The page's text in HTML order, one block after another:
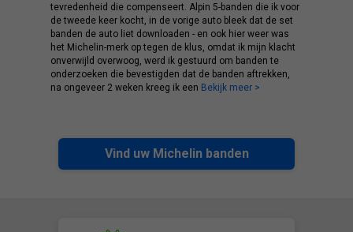
tevredenheid die compenseert. Alpin 5-banden die ik voor
de tweede keer kocht, in de vorige auto bleek dat de set
banden de auto liet downloaden - en ook hier weer was
het Michelin-merk op tegen de klus, omdat ik mijn klacht
onverwijld overwoog, werd ik gestuurd om banden te
onderzoeken die bevestigden dat de banden aftrekken,
na ongeveer 2 weken kreeg ik een Bekijk meer >
Vind uw Michelin banden